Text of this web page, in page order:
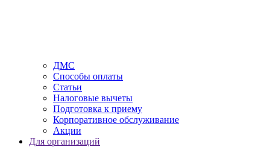
ДМС
Способы оплаты
Статьи
Налоговые вычеты
Подготовка к приему
Корпоративное обслуживание
Акции
Для организаций